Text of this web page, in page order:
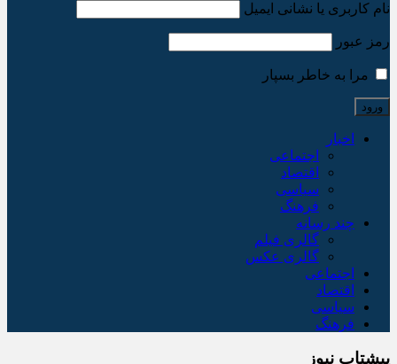
نام کاربری یا نشانی ایمیل
رمز عبور
مرا به خاطر بسپار
اخبار
اجتماعی
اقتصاد
سیاسی
فرهنگ
چند رسانه
گالری فیلم
گالری عکس
اجتماعی
اقتصاد
سیاسی
فرهنگ
پیشتاب نیوز